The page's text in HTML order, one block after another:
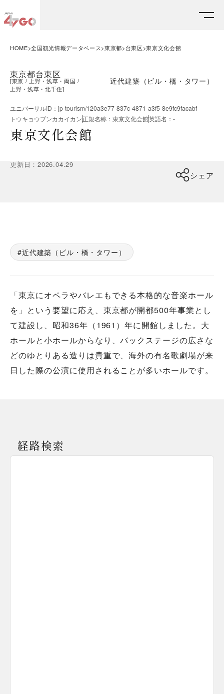
HOME 全国観光情報データベース 東京都 台東区 東京文化会館
東京都台東区
[東京
上野・浅草・両国
上野・浅草・北千住]
近代建築（ビル・橋・タワー）
ユニバーサルID ： jp-tourism/120a3e77-837c-4871-a3f5-8e9fc9facabf
トウキョウブンカカイカン正規名称 ： 東京文化会館英語名 ： -
東京文化会館
更新日 ：2026.04.29
シェア
近代建築（ビル・橋・タワー）
「東京にオペラやバレエもできる本格的な音楽ホール
を」という要望に応え、東京都が開都500年事業とし
て建設し、昭和36年（1961）年に開館しました。大
ホールと小ホールからなり、バックステージの広さな
どのゆとりある造りは貴重で、海外の有名歌劇場が来
日した際の公演に使用されることが多いホールです。
経路検索